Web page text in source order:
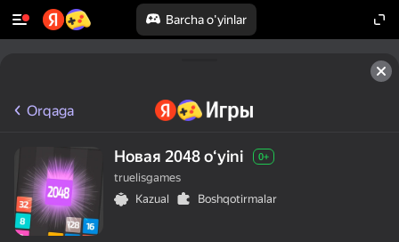
Barcha o'yinlar
Orqaga
Новая 2048 oʻyini 0+
truelisgames
Kazual
Boshqotirmalar